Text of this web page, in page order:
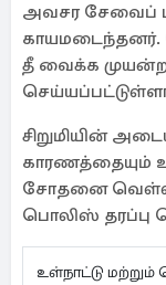
அவசர சேவைப்
காயமடைந்தனர்.
தீ வைக்க
சிறுமியின்
காரணத்தையும்
சோதனை
பொலிஸ் தரப்பு
உள்நாட்டு